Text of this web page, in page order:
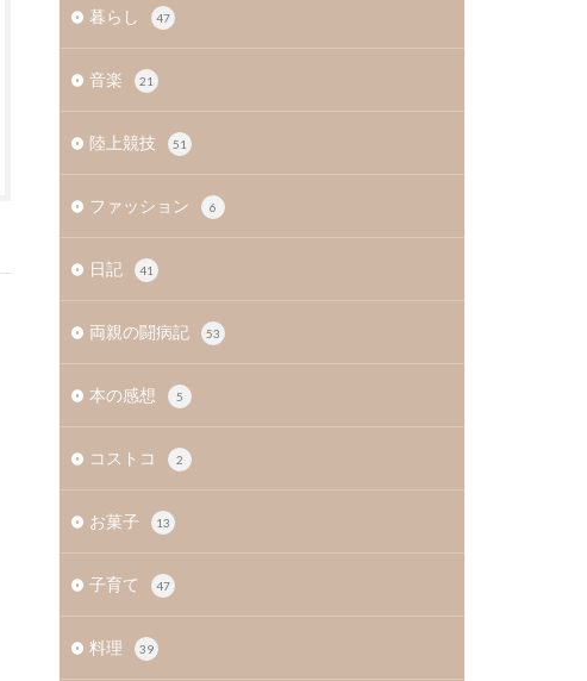
暮らし 47
音楽 21
陸上競技 51
ファッション 6
日記 41
両親の闘病記 53
本の感想 5
コストコ 2
お菓子 13
子育て 47
料理 39